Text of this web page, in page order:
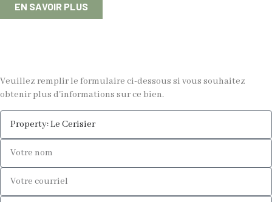
EN SAVOIR PLUS
Veuillez remplir le formulaire ci-dessous si vous souhaitez
obtenir plus d'informations sur ce bien.